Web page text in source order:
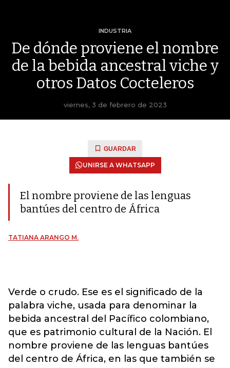
INDUSTRIA
De dónde proviene el nombre
de la bebida ancestral viche y
otros Datos Cocteleros
viernes, 3 de febrero de 2023
GUARDAR
UNIRSE A WHATSAPP
El nombre proviene de las lenguas
bantúes del centro de África
TATIANA ARANGO M.
Verde o crudo. Ese es el significado de la
palabra viche, usada para denominar la
bebida ancestral del Pacífico colombiano,
que es patrimonio cultural de la Nación. El
nombre proviene de las lenguas bantúes
del centro de África, en las que también se